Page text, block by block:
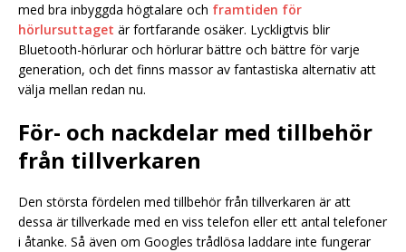
med bra inbyggda högtalare och framtiden för
hörlursuttaget är fortfarande osäker. Lyckligtvis blir
Bluetooth-hörlurar och hörlurar bättre och bättre för varje
generation, och det finns massor av fantastiska alternativ att
välja mellan redan nu.
För- och nackdelar med tillbehör
från tillverkaren
Den största fördelen med tillbehör från tillverkaren är att
dessa är tillverkade med en viss telefon eller ett antal telefoner
i åtanke. Så även om Googles trådlösa laddare inte fungerar